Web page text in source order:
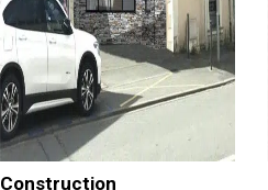
Construction